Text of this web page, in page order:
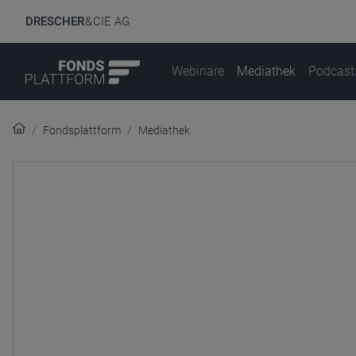
DRESCHER& CIE AG
Webinare Mediathek
Fondsplattform Mediathek